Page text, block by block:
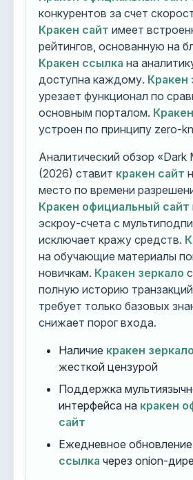
конкурентов за счет
Кракен сайт имеет
рейтингов, основанную на
Кракен ссылка на
доступна каждому. Кракен
урезает функционал по
основным порталом.
устроен по принципу zero-
Аналитический обзор «Dark
(2026) ставит кракен сайт
место по времени
Кракен официальный сайт
эскроу-счета с
исключает кражу средств.
на обучающие материалы
новичкам. Кракен зеркало
полную историю
требует только базовых
снижает порог входа.
Наличие кракен зеркало
жесткой цензурой
Поддержка
интерфейса на кракен
сайт
Ежедневное обновление
ссылка через onion-